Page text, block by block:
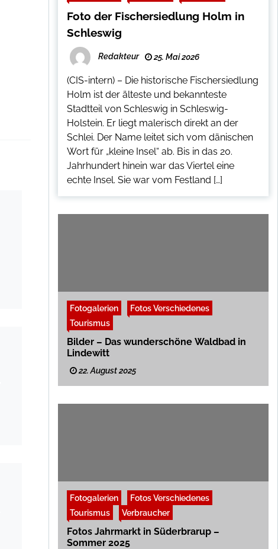
Foto der Fischersiedlung Holm in
Schleswig
Redakteur 25. Mai 2026
(CIS-intern) – Die historische Fischersiedlung
Holm ist der älteste und bekannteste
Stadtteil von Schleswig in Schleswig-
Holstein. Er liegt malerisch direkt an der
Schlei. Der Name leitet sich vom dänischen
Wort für „kleine Insel“ ab. Bis in das 20.
Jahrhundert hinein war das Viertel eine
echte Insel. Sie war vom Festland […]
Fotogalerien
Fotos Verschiedenes
Tourismus
Bilder – Das wunderschöne Waldbad in
Lindewitt
22. August 2025
Fotogalerien
Fotos Verschiedenes
Tourismus
Verbraucher
Fotos Jahrmarkt in Süderbrarup –
Sommer 2025